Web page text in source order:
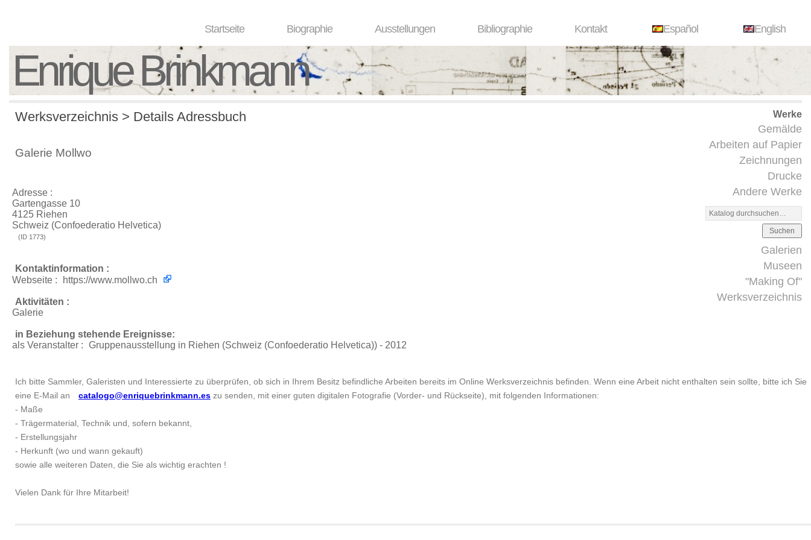
Startseite Biographie Ausstellungen Bibliographie Kontakt Español English
Enrique Brinkmann
Werke
Gemälde
Arbeiten auf Papier
Zeichnungen
Drucke
Andere Werke
Suchen
Galerien
Museen
"Making Of"
Werksverzeichnis
Werksverzeichnis > Details Adressbuch
Galerie Mollwo
Adresse :
Gartengasse 10
4125 Riehen
Schweiz (Confoederatio Helvetica)
(ID 1773)
Kontaktinformation :
Webseite :
https://www.mollwo.ch
Aktivitäten :
Galerie
in Beziehung stehende Ereignisse:
als Veranstalter : Gruppenausstellung in Riehen (Schweiz (Confoederatio Helvetica)) - 2012
Ich bitte Sammler, Galeristen und Interessierte zu überprüfen, ob sich in Ihrem Besitz befindliche Arbeiten bereits im Online Werksverzeichnis befinden. Wenn eine Arbeit nicht enthalten sein sollte, bitte ich Sie
eine E-Mail an
catalogo@enriquebrinkmann.es zu senden, mit einer guten digitalen Fotografie (Vorder- und Rückseite), mit folgenden Informationen:
- Maße
- Trägermaterial, Technik und, sofern bekannt,
- Erstellungsjahr
- Herkunft (wo und wann gekauft)
sowie alle weiteren Daten, die Sie als wichtig erachten !
Vielen Dank für Ihre Mitarbeit!